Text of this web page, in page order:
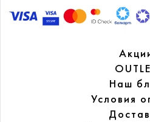
Наш
Условия